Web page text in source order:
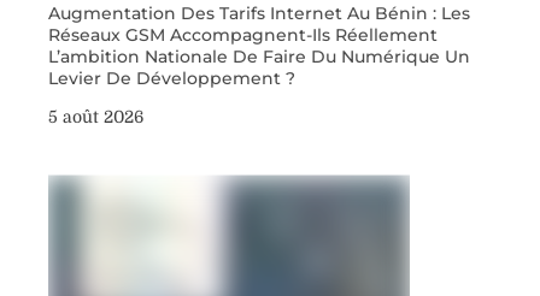
Augmentation Des Tarifs Internet Au Bénin : Les
Réseaux GSM Accompagnent-Ils Réellement
L’ambition Nationale De Faire Du Numérique Un
Levier De Développement ?
5 août 2026